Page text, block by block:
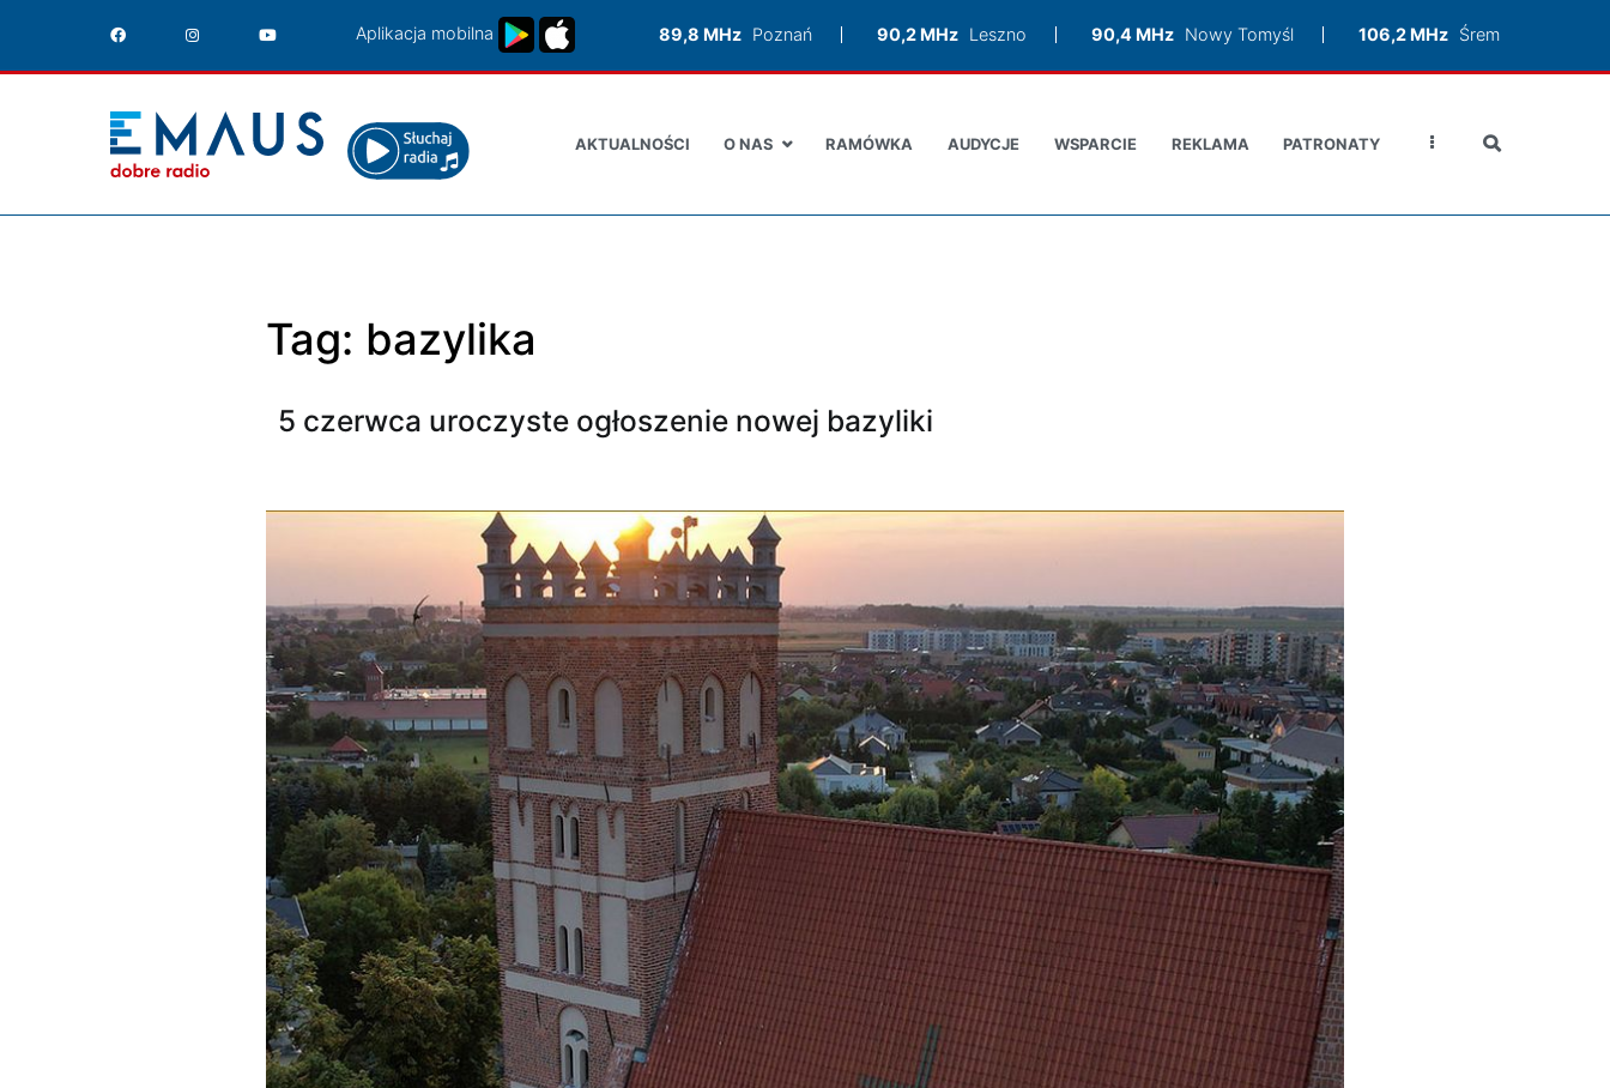
treści
89,8 MHz Poznań 90,2 MHz Leszno 90,4 MHz Nowy Tomyśl 106,2 MHz Śrem
Aplikacja mobilna
AKTUALNOŚCI O NAS RAMÓWKA AUDYCJE WSPARCIE REKLAMA PATRONATY
Tag: bazylika
5 czerwca uroczyste ogłoszenie nowej bazyliki